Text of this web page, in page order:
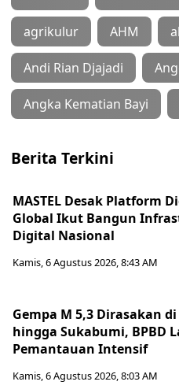
agrikulur AHM
Andi Rian Djajadi
Angka Kematian Bayi
Berita Terkini
MASTEL Desak Platform
Global Ikut Bangun
Digital Nasional
Kamis, 6 Agustus 2026, 8:43 AM
Gempa M 5,3 Dirasakan
hingga Sukabumi, BPBD
Pemantauan Intensif
Kamis, 6 Agustus 2026, 8:03 AM